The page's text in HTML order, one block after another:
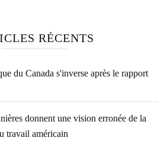
RÉCENTS
du Canada s'inverse après le rapport
donnent une vision erronée de la
travail américain